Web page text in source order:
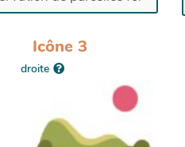
Icône 3
droite